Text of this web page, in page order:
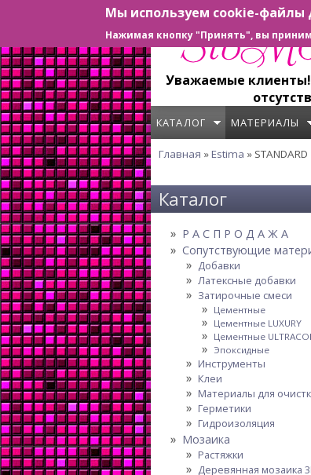
Мы используем cookie-файлы
Нажимая кнопку "Принять", вы
Перейти к основному содержанию
Уважаемые клиенты!
КАТАЛОГ МАТЕРИАЛЫ
Главная »Estima » STANDARD
Каталог
Р А С П Р О Д А Ж А
Сопутствующие
Добавки
Латексные добавки
Затирочные смеси
Цементные
Цементные LUXURY
Цементные
Эпоксидные
Инструменты
Клеи
Материалы для
Герметики
Гидроизоляция
Мозаика
Растяжки
Деревянная мозаика